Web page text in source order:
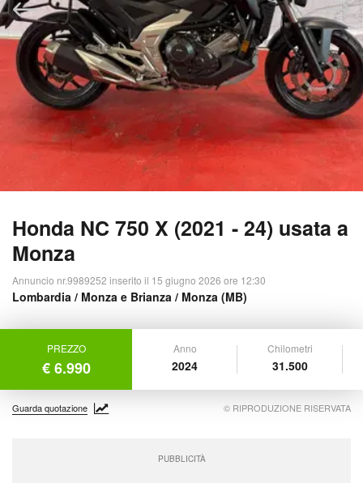
Honda NC 750 X (2021 - 24) usata a
Monza
Lombardia / Monza e Brianza / Monza (MB)
Annuncio nr.9989252 inserito il 15 giugno 2026 ore 12:30
PREZZO
€ 6.990
Anno
2024
Chilometri
31.500
Guarda quotazione © RIPRODUZIONE RISERVATA
PUBBLICITÀ